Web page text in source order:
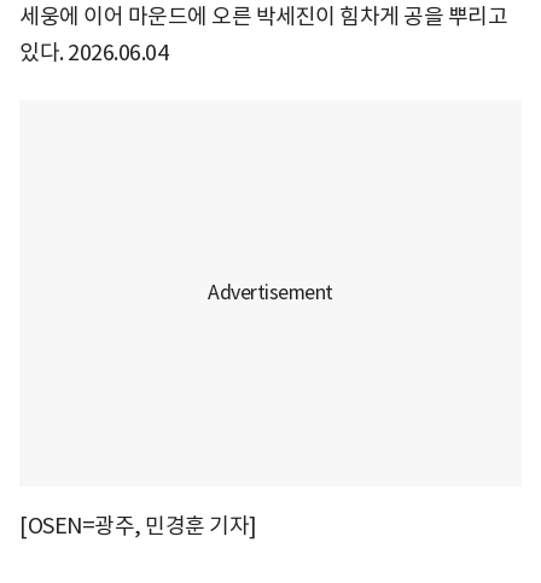
세웅에 이어 마운드에 오른 박세진이 힘차게 공을 뿌리고
있다. 2026.06.04
[OSEN=광주, 민경훈 기자]